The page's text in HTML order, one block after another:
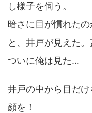
し様子を伺う。
暗さに目が慣れた
と、井戸が見えた
ついに俺は見た…
井戸の中から目だ
顔を！